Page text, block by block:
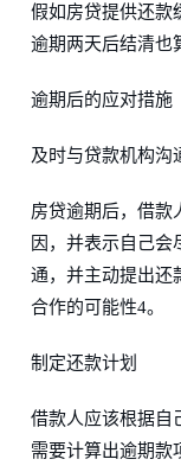
假如房贷提供还款
逾期两天后结清也
逾期后的应对措施
及时与贷款机构沟
房贷逾期后，借款
因，并表示自己会
通，并主动提出还
合作的可能性4。
制定还款计划
借款人应该根据自
需要计算出逾期款